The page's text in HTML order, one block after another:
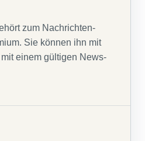
zum Nachrichten-
Sie können ihn mit
einem gültigen News-